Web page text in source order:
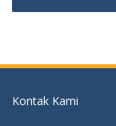
Kontak Kami